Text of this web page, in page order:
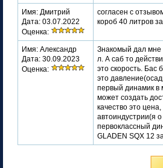
Имя: Дмитрий
Дата: 03.07.2022
Оценка:
согласен с
короб 40 литров
Имя: Александр
Дата: 30.09.2023
Оценка:
Знакомый дал мне
л. А саб то
это скорость. Бас
это
первый динамик в
может создать
качество это
автоиндустрии(я
первоклассный
GLADEN SQX 12